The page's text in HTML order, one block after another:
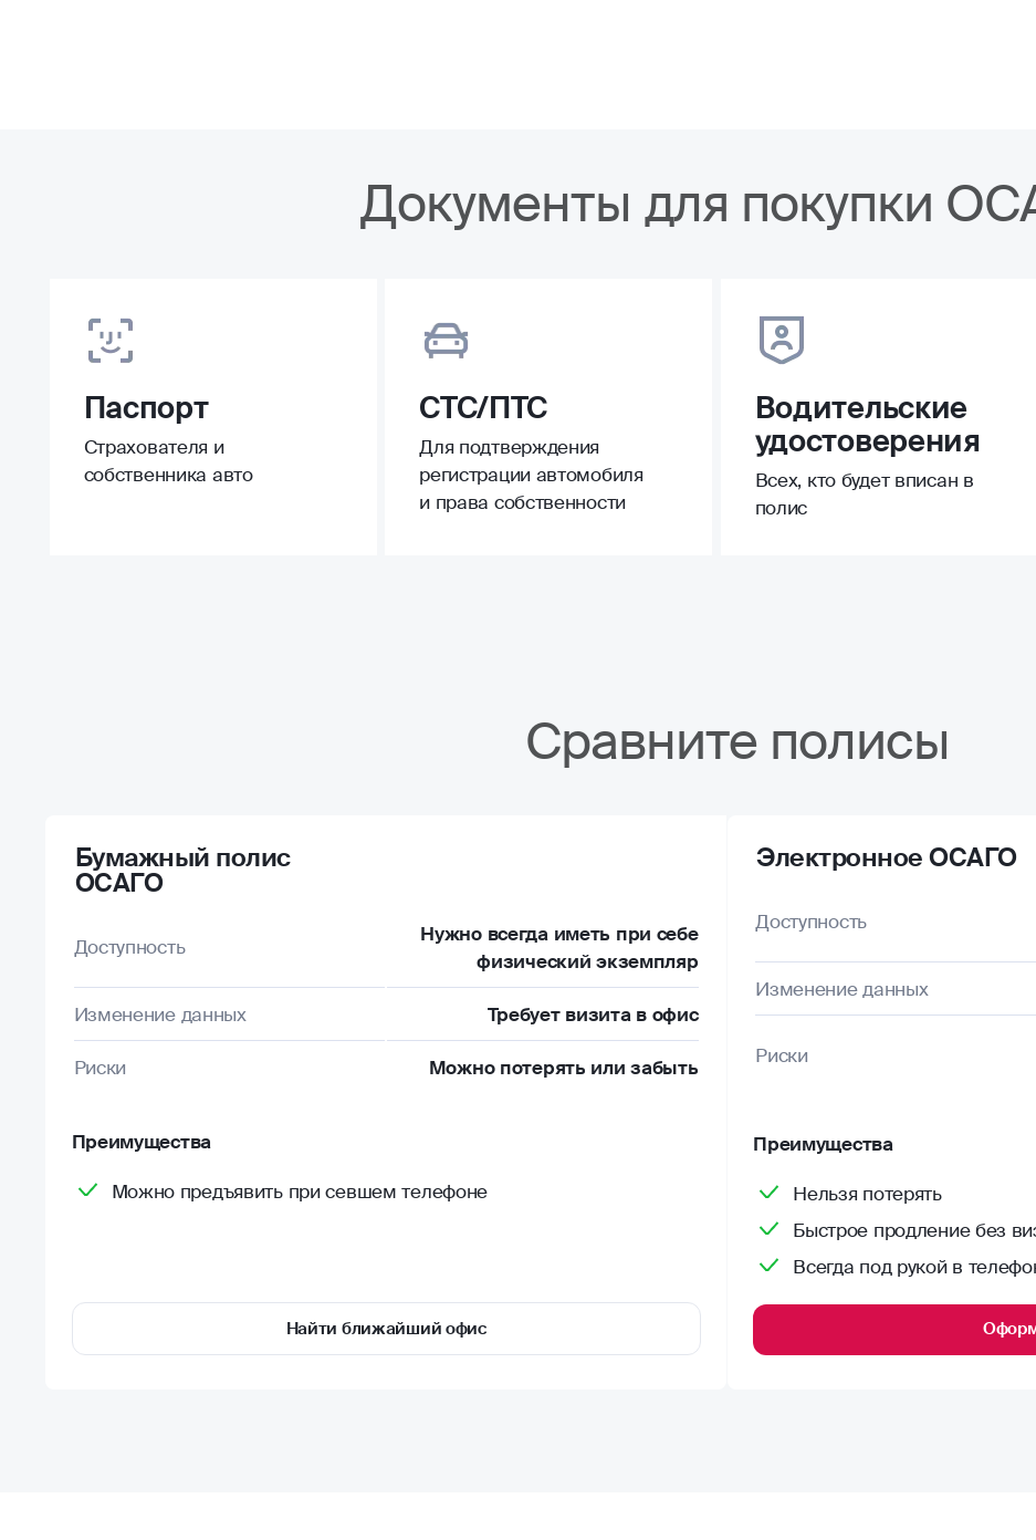
Документы для покупки
Паспорт
Страхователя и
собственника авто
СТС/ПТС
Для подтверждения
регистрации автомобиля
и права собственности
Водительские
удостоверения
Всех, кто будет вписан в
полис
Сравните полисы
Бумажный полис
ОСАГО
Доступность
Нужно всегда иметь при себе
физический экземпляр
Изменение данных Требует визита в офис
Риски Можно потерять или забыть
Преимущества
Можно предъявить при севшем телефоне
Найти ближайший офис
Электронное ОСАГО
Доступность
Изменение данных
Риски
Преимущества
Нельзя потерять
Быстрое продление без
Всегда под рукой в